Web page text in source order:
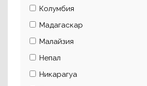
Колумбия
Мадагаскар
Малайзия
Непал
Никарагуа